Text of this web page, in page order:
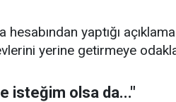
yaptığı
yerine getirmeye
isteğim olsa da..."